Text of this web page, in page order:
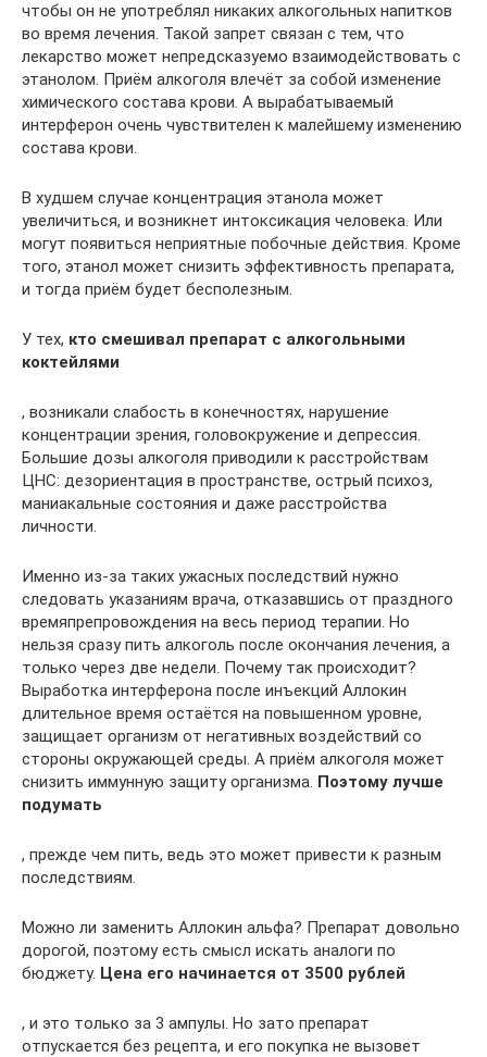
чтобы он не употреблял никаких алкогольных напитков
во время лечения. Такой запрет связан с тем, что
лекарство может непредсказуемо взаимодействовать с
этанолом. Приём алкоголя влечёт за собой изменение
химического состава крови. А вырабатываемый
интерферон очень чувствителен к малейшему изменению
состава крови.
В худшем случае концентрация этанола может
увеличиться, и возникнет интоксикация человека. Или
могут появиться неприятные побочные действия. Кроме
того, этанол может снизить эффективность препарата,
и тогда приём будет бесполезным.
У тех, кто смешивал препарат с алкогольными
коктейлями
, возникали слабость в конечностях, нарушение
концентрации зрения, головокружение и депрессия.
Большие дозы алкоголя приводили к расстройствам
ЦНС: дезориентация в пространстве, острый психоз,
маниакальные состояния и даже расстройства
личности.
Именно из-за таких ужасных последствий нужно
следовать указаниям врача, отказавшись от праздного
времяпрепровождения на весь период терапии. Но
нельзя сразу пить алкоголь после окончания лечения, а
только через две недели. Почему так происходит?
Выработка интерферона после инъекций Аллокин
длительное время остаётся на повышенном уровне,
защищает организм от негативных воздействий со
стороны окружающей среды. А приём алкоголя может
снизить иммунную защиту организма. Поэтому лучше
подумать
, прежде чем пить, ведь это может привести к разным
последствиям.
Можно ли заменить Аллокин альфа? Препарат довольно
дорогой, поэтому есть смысл искать аналоги по
бюджету. Цена его начинается от 3500 рублей
, и это только за 3 ампулы. Но зато препарат
отпускается без рецепта, и его покупка не вызовет